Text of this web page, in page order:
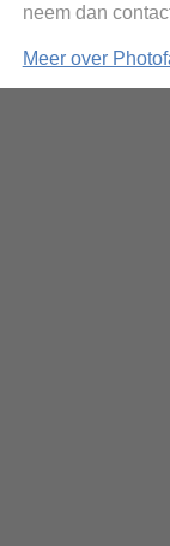
neem dan
Meer over